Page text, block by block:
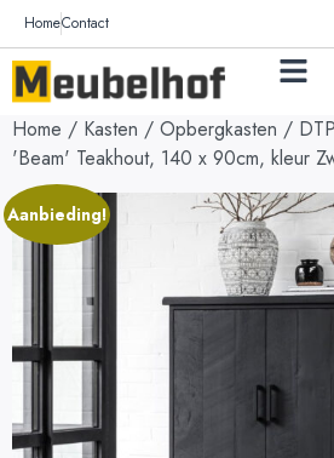
HomeContact
Home / Kasten / Opbergkasten /
'Beam' Teakhout, 140 x 90cm, kleur
Aanbieding!